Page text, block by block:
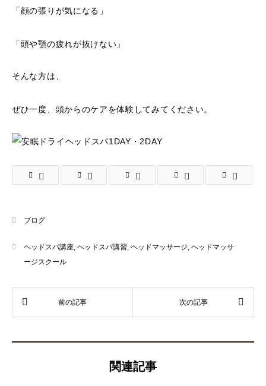
「顔の張りが気になる」
「頭や顎の疲れが抜けない」
そんな方は、
ぜひ一度、頭からのケアを体験してみてください。
ブログ
ヘッドスパ講座 ヘッドスパ講習 ヘッドマッサージ ヘッドマッサ
ージスクール
関連記事